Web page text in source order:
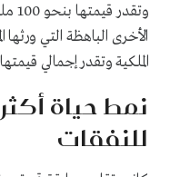
الأخرى الباهظة التي ورثها
الملكية وتقدر إجمالي قيمتها بنحو 27 مليون
نمط حياة
للنفقات